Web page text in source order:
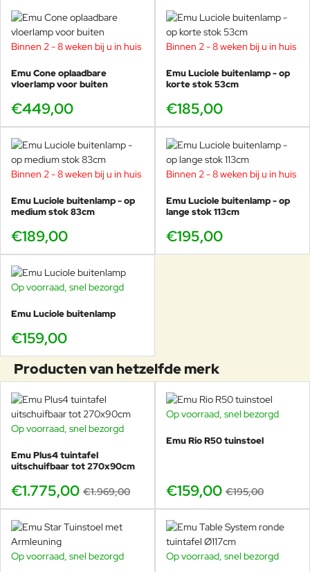
Binnen 2 - 8 weken bij u in huis
Emu Cone oplaadbare
vloerlamp voor buiten
€449,00
Binnen 2 - 8 weken bij u in huis
Emu Luciole buitenlamp - op
korte stok 53cm
€185,00
Binnen 2 - 8 weken bij u in huis
Emu Luciole buitenlamp - op
medium stok 83cm
€189,00
Binnen 2 - 8 weken bij u in huis
Emu Luciole buitenlamp - op
lange stok 113cm
€195,00
Op voorraad, snel bezorgd
Emu Luciole buitenlamp
€159,00
Producten van hetzelfde merk
-10%
Op voorraad, snel bezorgd
Emu Plus4 tuintafel
uitschuifbaar tot 270x90cm
€1.775,00 €1.969,00
-18%
Op voorraad, snel bezorgd
Emu Rio R50 tuinstoel
€159,00 €195,00
-20%
Op voorraad, snel bezorgd Op voorraad, snel bezorgd